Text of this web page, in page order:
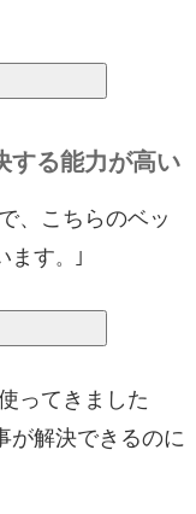
する能力が高い
、こちらのベッ
ます。｣
ってきました
が解決できるのに